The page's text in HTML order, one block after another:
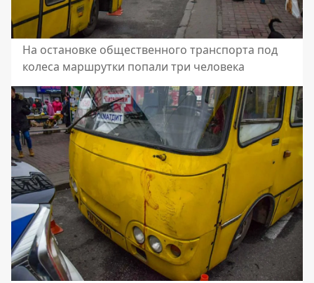
На остановке общественного транспорта под
колеса маршрутки попали три человека